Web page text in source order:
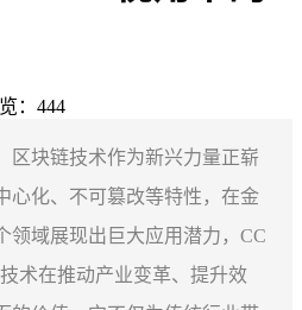
：444
区块链技术作为新兴力量正崭
心化、不可篡改等特性，在金
领域展现出巨大应用潜力，CC
术在推动产业变革、提升效